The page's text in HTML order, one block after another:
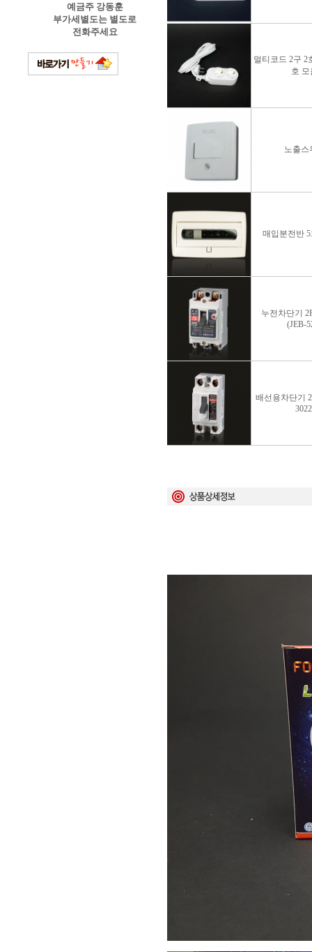
예금주 강동훈
부가세별도는 별도로
전화주세요
멀티코드 2구 2
호 모
노출스
매입분전반
누전차단기
(JEB-
배선용차단기